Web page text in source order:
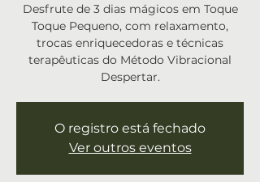
Desfrute de 3 dias mágicos em Toque
Toque Pequeno, com relaxamento,
trocas enriquecedoras e técnicas
terapêuticas do Método Vibracional
Despertar.
O registro está fechado
Ver outros eventos